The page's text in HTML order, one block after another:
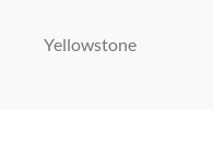
Yellowstone